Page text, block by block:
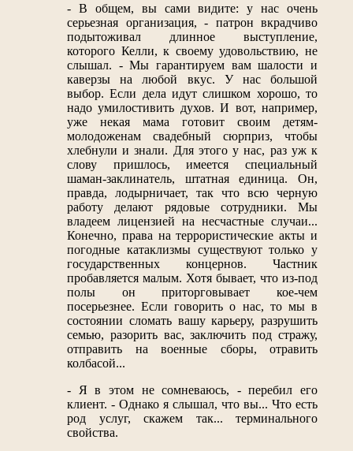
- В общем, вы сами видите: у нас очень
серьезная организация, - патрон вкрадчиво
подытоживал длинное выступление,
которого Келли, к своему удовольствию, не
слышал. - Мы гарантируем вам шалости и
каверзы на любой вкус. У нас большой
выбор. Если дела идут слишком хорошо, то
надо умилостивить духов. И вот, например,
уже некая мама готовит своим детям-
молодоженам свадебный сюрприз, чтобы
хлебнули и знали. Для этого у нас, раз уж к
слову пришлось, имеется специальный
шаман-заклинатель, штатная единица. Он,
правда, лодырничает, так что всю черную
работу делают рядовые сотрудники. Мы
владеем лицензией на несчастные случаи...
Конечно, права на террористические акты и
погодные катаклизмы существуют только у
государственных концернов. Частник
пробавляется малым. Хотя бывает, что из-под
полы он приторговывает кое-чем
посерьезнее. Если говорить о нас, то мы в
состоянии сломать вашу карьеру, разрушить
семью, разорить вас, заключить под стражу,
отправить на военные сборы, отравить
колбасой...
- Я в этом не сомневаюсь, - перебил его
клиент. - Однако я слышал, что вы... Что есть
род услуг, скажем так... терминального
свойства.